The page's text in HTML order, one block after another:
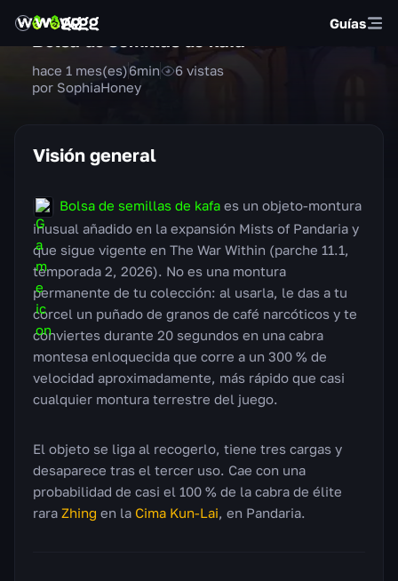
Guías
por SophiaHoney
hace 1 mes(es)6min 6 vistas
Visión general
Bolsa de semillas de kafa es un objeto-montura
inusual añadido en la expansión Mists of Pandaria y
que sigue vigente en The War Within (parche 11.1,
temporada 2, 2026). No es una montura
permanente de tu colección: al usarla, le das a tu
corcel un puñado de granos de café narcóticos y te
conviertes durante 20 segundos en una cabra
montesa enloquecida que corre a un 300 % de
velocidad aproximadamente, más rápido que casi
cualquier montura terrestre del juego.
El objeto se liga al recogerlo, tiene tres cargas y
desaparece tras el tercer uso. Cae con una
probabilidad de casi el 100 % de la cabra de élite
rara Zhing en la Cima Kun-Lai, en Pandaria.